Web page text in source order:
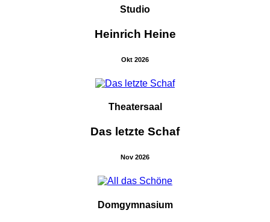
Studio
Heinrich Heine
Okt 2026
Theatersaal
Das letzte Schaf
Nov 2026
Domgymnasium